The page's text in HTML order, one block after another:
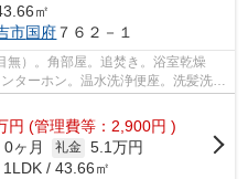
㎡
市国府 ７６２－１
無）。角部屋。追焚き。浴室乾燥
ターホン。温水洗浄便座。洗髪洗面
ト...
円 (管理費等：2,900円 )
0ヶ月 礼金 5.1万円
1LDK / 43.66㎡